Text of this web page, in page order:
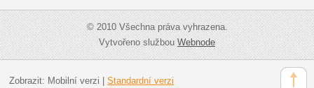
© 2010 Všechna práva vyhrazena.
Vytvořeno službouWebnode
Zobrazit: Mobilní verzi Standardní verzi